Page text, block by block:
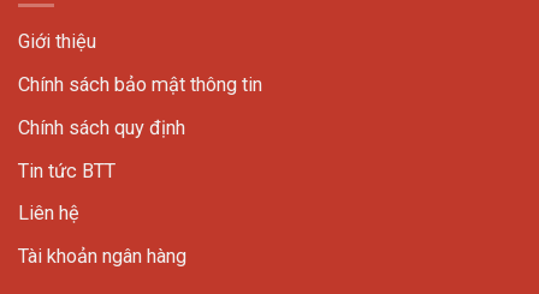
Giới thiệu
Chính sách bảo mật thông tin
Chính sách quy định
Tin tức BTT
Liên hệ
Tài khoản ngân hàng